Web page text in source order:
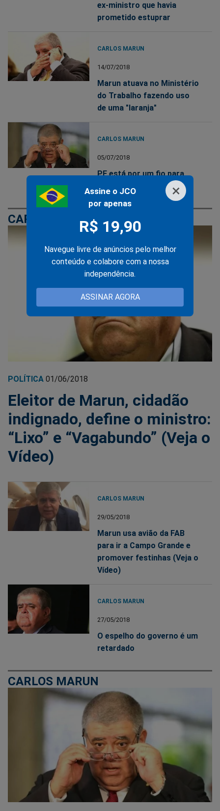
×
Assine o JCO
por apenas
R$ 19,90
Navegue livre de anúncios pelo melhor
conteúdo e colabore com a nossa
independência.
ASSINAR AGORA
ex-ministro que havia
prometido estuprar
CARLOS MARUN
14/07/2018
Marun atuava no Ministério
do Trabalho fazendo uso
de uma "laranja"
CARLOS MARUN
05/07/2018
PF está por um fio para
pegar Marun
CARLOS MARUN
POLÍTICA 01/06/2018
Eleitor de Marun, cidadão
indignado, define o ministro:
“Lixo” e “Vagabundo” (Veja o
Vídeo)
CARLOS MARUN
29/05/2018
Marun usa avião da FAB
para ir a Campo Grande e
promover festinhas (Veja o
Vídeo)
CARLOS MARUN
27/05/2018
O espelho do governo é um
retardado
CARLOS MARUN